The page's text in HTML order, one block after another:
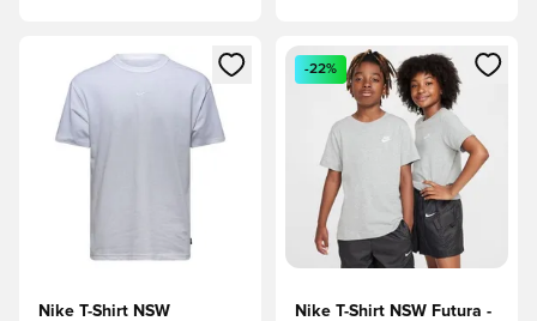
Öffnet ein Fenster zum Anmelden oder Registrieren als
Nike T-Shirt NSW
Öffnet ein Fenster zum
-22%
Nike T-Shirt NSW Futura -